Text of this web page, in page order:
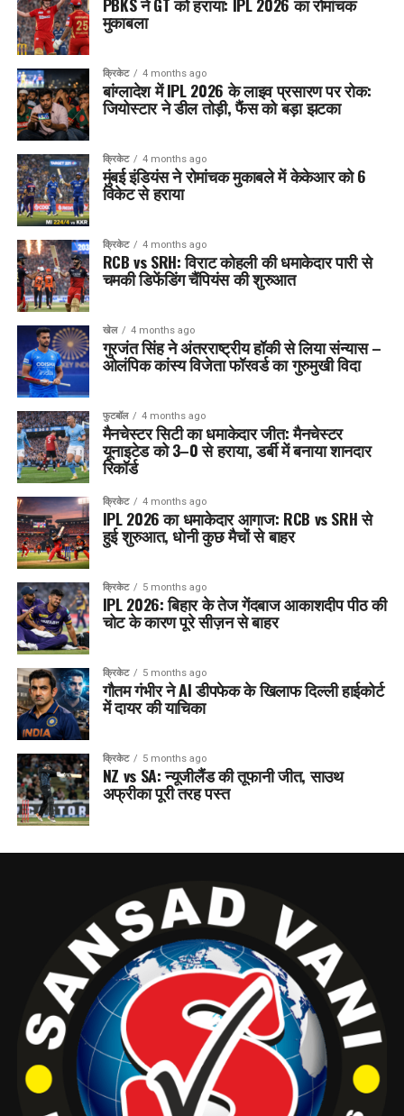
मुकाबला
क्रिकेट 4 months ago
बांग्लादेश में IPL 2026 के लाइव प्रसारण पर रोक:
जियोस्टार ने डील तोड़ी, फैंस को बड़ा झटका
क्रिकेट 4 months ago
मुंबई इंडियंस ने रोमांचक मुकाबले में केकेआर को 6
विकेट से हराया
क्रिकेट 4 months ago
RCB vs SRH: विराट कोहली की धमाकेदार पारी से
चमकी डिफेंडिंग चैंपियंस की शुरुआत
खेल 4 months ago
गुरजंत सिंह ने अंतरराष्ट्रीय हॉकी से लिया संन्यास –
ओलंपिक कांस्य विजेता फॉरवर्ड का गुरुमुखी विदा
फुटबॉल 4 months ago
मैनचेस्टर सिटी का धमाकेदार जीत: मैनचेस्टर
यूनाइटेड को 3–0 से हराया, डर्बी में बनाया शानदार
रिकॉर्ड
क्रिकेट 4 months ago
IPL 2026 का धमाकेदार आगाज: RCB vs SRH से
हुई शुरुआत, धोनी कुछ मैचों से बाहर
क्रिकेट 5 months ago
IPL 2026: बिहार के तेज गेंदबाज आकाशदीप पीठ की
चोट के कारण पूरे सीज़न से बाहर
क्रिकेट 5 months ago
गौतम गंभीर ने AI डीपफेक के खिलाफ दिल्ली हाईकोर्ट
में दायर की याचिका
क्रिकेट 5 months ago
NZ vs SA: न्यूजीलैंड की तूफानी जीत, साउथ
अफ्रीका पूरी तरह पस्त